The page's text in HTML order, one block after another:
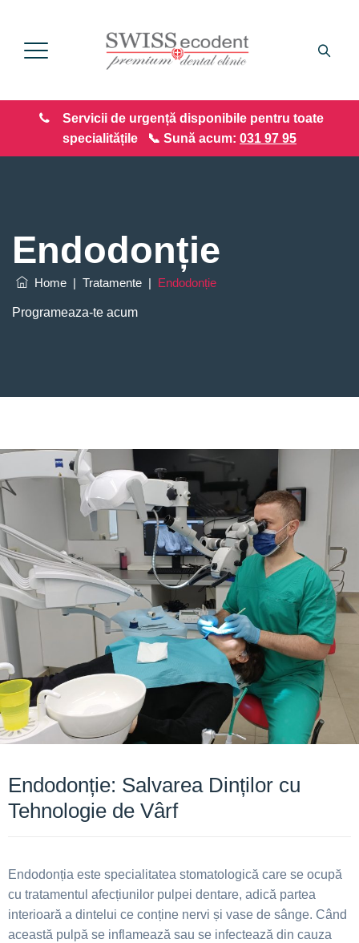
Servicii de urgență disponibile pentru toate
specialitățile 📞 Sună acum: 031 97 95
Endodonție
Home | Tratamente | Endodonție
Programeaza-te acum
Endodonție: Salvarea Dinților cu
Tehnologie de Vârf
Endodonția este specialitatea stomatologică care se ocupă
cu tratamentul afecțiunilor pulpei dentare, adică partea
interioară a dintelui ce conține nervi și vase de sânge. Când
această pulpă se inflamează sau se infectează din cauza